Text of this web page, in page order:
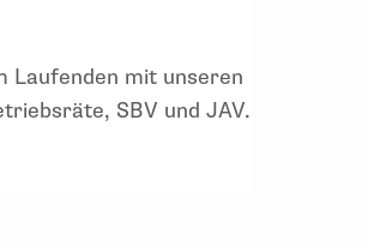
Laufenden mit unseren
SBV und JAV.